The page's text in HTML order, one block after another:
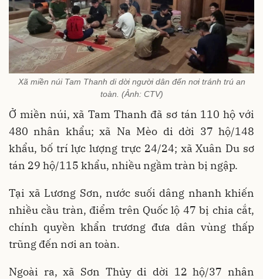
Xã miền núi Tam Thanh di dời người dân đến nơi tránh trú an
toàn. (Ảnh: CTV)
Ở miền núi, xã Tam Thanh đã sơ tán 110 hộ với
480 nhân khẩu; xã Na Mèo di dời 37 hộ/148
khẩu, bố trí lực lượng trực 24/24; xã Xuân Du sơ
tán 29 hộ/115 khẩu, nhiều ngầm tràn bị ngập.
Tại xã Lương Sơn, nước suối dâng nhanh khiến
nhiều cầu tràn, điểm trên Quốc lộ 47 bị chia cắt,
chính quyền khẩn trương đưa dân vùng thấp
trũng đến nơi an toàn.
Ngoài ra, xã Sơn Thủy di dời 12 hộ/37 nhân